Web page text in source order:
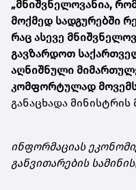
„მნიშვნელოვანია,
მოქმედ სადგურებში
რაც ასევე
გავზარდოთ
აღნიშნული
კომფორტულად
განაცხადა
ინფორმაციას
განვითარების